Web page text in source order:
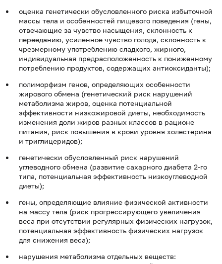
оценка генетически обусловленного риска избыточной
массы тела и особенностей пищевого поведения (гены,
отвечающие за чувство насыщения, склонность к
перееданию, усиленное чувство голода, склонность к
чрезмерному употреблению сладкого, жирного,
индивидуальная предрасположенность к пониженному
потреблению продуктов, содержащих антиоксиданты);
полиморфизм генов, определяющих особенности
жирового обмена (генетический риск нарушений
метаболизма жиров, оценка потенциальной
эффективности низкожировой диеты, необходимость
изменения доли жиров разных классов в рационе
питания, риск повышения в крови уровня холестерина
и триглицеридов);
генетически обусловленный риск нарушений
углеводного обмена (развитие сахарного диабета 2-го
типа, потенциальная эффективность низкоуглеводной
диеты);
гены, определяющие влияние физической активности
на массу тела (риск прогрессирующего увеличения
веса при отсутствии регулярных физических нагрузок,
потенциальная эффективность физических нагрузок
для снижения веса);
нарушения метаболизма отдельных веществ: